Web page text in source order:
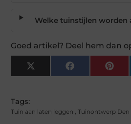
Welke tuinstijlen worden
Goed artikel? Deel hem dan
X
(Twitter)
Facebook
Tags:
Tuin aan laten leggen , Tuinontwerp Den